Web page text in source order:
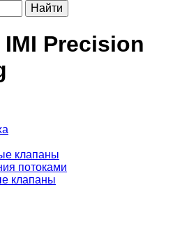
Precision
клапаны
потоками
клапаны